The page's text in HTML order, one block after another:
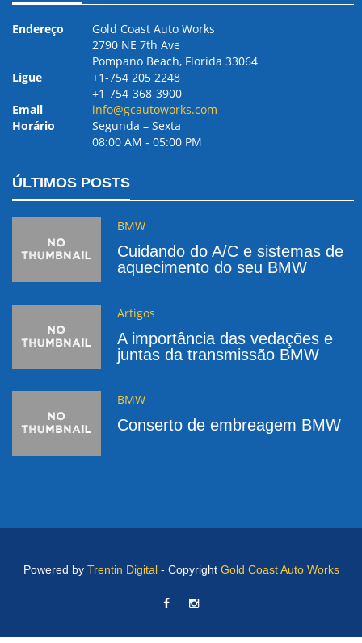
Endereço
Gold Coast Auto Works
2790 NE 7th Ave
Pompano Beach, Florida 33064
Ligue
+1-754 205 2248
+1-754-368-3900
Email
info@gcautoworks.com
Horário
Segunda – Sexta
08:00 AM ‐ 05:00 PM
ÚLTIMOS POSTS
BMW
Cuidando do A/C e sistemas de
aquecimento do seu BMW
Artigos
A importância das vedações e
juntas da transmissão BMW
BMW
Conserto de embreagem BMW
Powered by Trentin Digital- Copyright Gold Coast Auto Works